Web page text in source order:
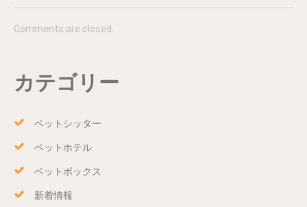
Comments are closed.
カテゴリー
ペットシッター
ペットホテル
ペットボックス
新着情報